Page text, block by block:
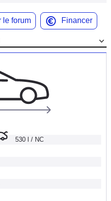
le forum Financer
530 l / NC